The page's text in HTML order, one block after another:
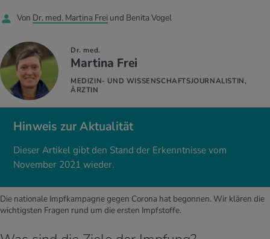
THEMEN IM BEREICH ERNÄHRUNG
BMI berechnen
Personal Health Coaching
THEMEN IM BEREICH BEWEGUNG
Kalorienverbrauch berechnen
Personal Health Coaching
THEMEN IM BEREICH ENTSPANNUNG
Glücklich sein
Personal Health Coaching
Wissen
THEMEN IM BEREICH MEDIZIN
Mund- & Zahnpflege
Personal Health Coaching
Von Dr. med. Martina Frei und Benita Vogel
Dr. med.
Martina Frei
MEDIZIN- UND WISSENSCHAFTSJOURNALISTIN,
ÄRZTIN
Hinweis zur Aktualität
Dieser Artikel gibt den Stand der Erkenntnisse vom
November 2021 wieder.
Die nationale Impfkampagne gegen Corona hat begonnen. Wir klären die
wichtigsten Fragen rund um die ersten Impfstoffe.